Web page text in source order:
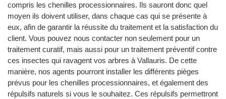
compris les chenilles processionnaires. Ils sauront donc quel
moyen ils doivent utiliser, dans chaque cas qui se présente à
eux, afin de garantir la réussite du traitement et la satisfaction du
client. Vous pouvez nous contacter non seulement pour un
traitement curatif, mais aussi pour un traitement préventif contre
ces insectes qui ravagent vos arbres à Vallauris. De cette
manière, nos agents pourront installer les différents pièges
prévus pour les chenilles processionnaires, et également des
répulsifs naturels si vous le souhaitez. Ces répulsifs permettront